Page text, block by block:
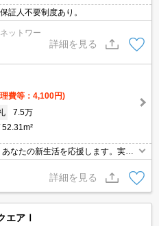
証人不要制度あり。
ットワー
詳細を見る
費等：4,100円)
7.5万
52.31m²
なたの新生活を応援します。実物
トシステム加入要1,980円/月。
詳細を見る
エアⅠ